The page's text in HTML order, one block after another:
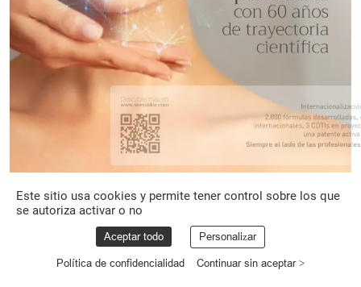
Este sitio usa cookies y permite tener control sobre los que
se autoriza activar o no
Aceptar todo Personalizar
Política de confidencialidad Continuar sin aceptar >